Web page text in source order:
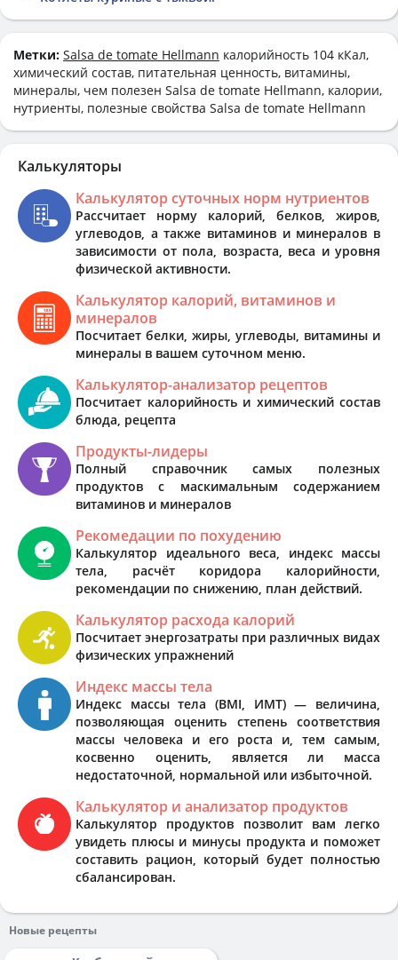
Метки: Salsa de tomate Hellmann калорийность 104 кКал,
химический состав, питательная ценность, витамины,
минералы, чем полезен Salsa de tomate Hellmann, калории,
нутриенты, полезные свойства Salsa de tomate Hellmann
Калькуляторы
Калькулятор суточных норм нутриентов
Рассчитает норму калорий, белков, жиров,
углеводов, а также витаминов и минералов в
зависимости от пола, возраста, веса и уровня
физической активности.
Калькулятор калорий, витаминов и
минералов
Посчитает белки, жиры, углеводы, витамины и
минералы в вашем суточном меню.
Калькулятор-анализатор рецептов
Посчитает калорийность и химический состав
блюда, рецепта
Продукты-лидеры
Полный справочник самых полезных
продуктов с маскимальным содержанием
витаминов и минералов
Рекомедации по похудению
Калькулятор идеального веса, индекс массы
тела, расчёт коридора калорийности,
рекомендации по снижению, план действий.
Калькулятор расхода калорий
Посчитает энергозатраты при различных видах
физических упражнений
Индекс массы тела
Индекс массы тела (BMI, ИМТ) — величина,
позволяющая оценить степень соответствия
массы человека и его роста и, тем самым,
косвенно оценить, является ли масса
недостаточной, нормальной или избыточной.
Калькулятор и анализатор продуктов
Калькулятор продуктов позволит вам легко
увидеть плюсы и минусы продукта и поможет
составить рацион, который будет полностью
сбалансирован.
Новые рецепты